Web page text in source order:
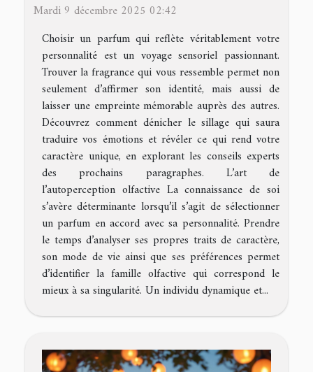
Mardi 9 décembre 2025 02:42
Choisir un parfum qui reflète véritablement votre
personnalité est un voyage sensoriel passionnant.
Trouver la fragrance qui vous ressemble permet non
seulement d’affirmer son identité, mais aussi de
laisser une empreinte mémorable auprès des autres.
Découvrez comment dénicher le sillage qui saura
traduire vos émotions et révéler ce qui rend votre
caractère unique, en explorant les conseils experts
des prochains paragraphes. L’art de
l’autoperception olfactive La connaissance de soi
s’avère déterminante lorsqu’il s’agit de sélectionner
un parfum en accord avec sa personnalité. Prendre
le temps d’analyser ses propres traits de caractère,
son mode de vie ainsi que ses préférences permet
d’identifier la famille olfactive qui correspond le
mieux à sa singularité. Un individu dynamique et...